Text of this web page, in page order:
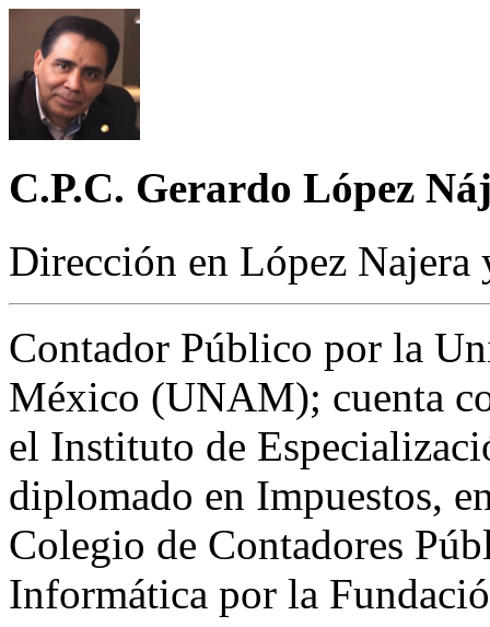
C.P.C. Gerardo López
Dirección en López Najera
Contador Público por la
México (UNAM); cuenta
el Instituto de
diplomado en Impuestos,
Colegio de Contadores
Informática por la